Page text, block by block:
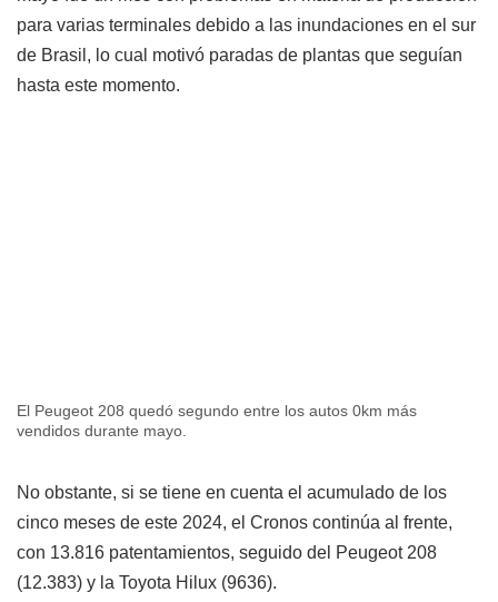
para varias terminales debido a las inundaciones en el sur
de Brasil, lo cual motivó paradas de plantas que seguían
hasta este momento.
El Peugeot 208 quedó segundo entre los autos 0km más
vendidos durante mayo.
No obstante, si se tiene en cuenta el acumulado de los
cinco meses de este 2024, el Cronos continúa al frente,
con 13.816 patentamientos, seguido del Peugeot 208
(12.383) y la Toyota Hilux (9636).